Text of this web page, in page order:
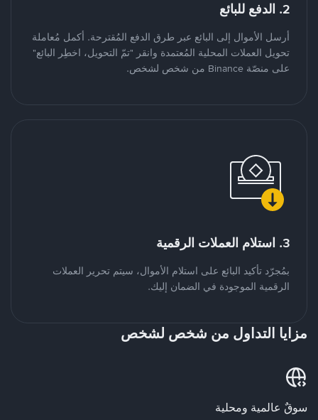
2. الدفع للبائع
أرسل الأموال إلى البائع عبر طرق الدفع المُقترحة. أكمل مُعاملة
تحويل العملات المحلية المُعتمدة وانقر "تمّ التحويل، اخطِر البائع"
على منصّة Binance من شخص لشخص.
3. استلام العملات الرقمية
بمُجرّد تأكيد البائع على استلام الأموال، سيتم تحرير العملات
الرقمية الموجودة في الضمان إليك.
مزايا التداول من شخص لشخص
سوقٌ عالمية ومحلية